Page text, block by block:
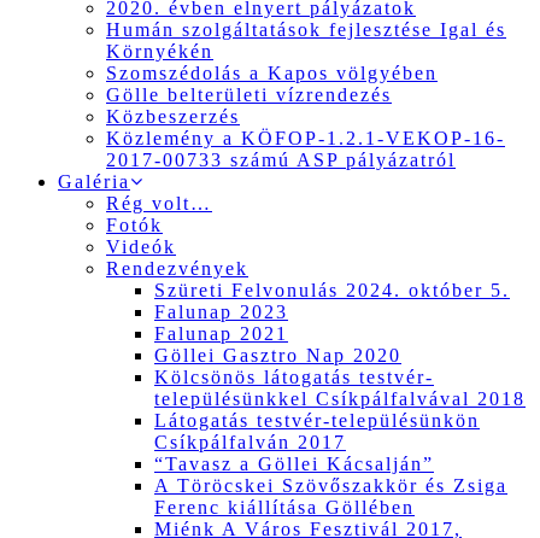
2020. évben elnyert pályázatok
Humán szolgáltatások fejlesztése Igal és
Környékén
Szomszédolás a Kapos völgyében
Gölle belterületi vízrendezés
Közbeszerzés
Közlemény a KÖFOP-1.2.1-VEKOP-16-
2017-00733 számú ASP pályázatról
Galéria
Rég volt…
Fotók
Videók
Rendezvények
Szüreti Felvonulás 2024. október 5.
Falunap 2023
Falunap 2021
Göllei Gasztro Nap 2020
Kölcsönös látogatás testvér-
településünkkel Csíkpálfalvával 2018
Látogatás testvér-településünkön
Csíkpálfalván 2017
“Tavasz a Göllei Kácsalján”
A Töröcskei Szövőszakkör és Zsiga
Ferenc kiállítása Göllében
Miénk A Város Fesztivál 2017,